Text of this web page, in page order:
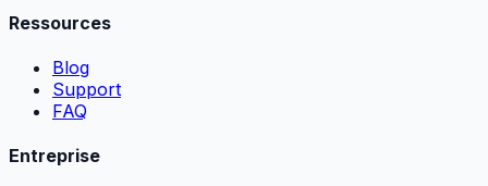
Ressources
Blog
Support
FAQ
Entreprise